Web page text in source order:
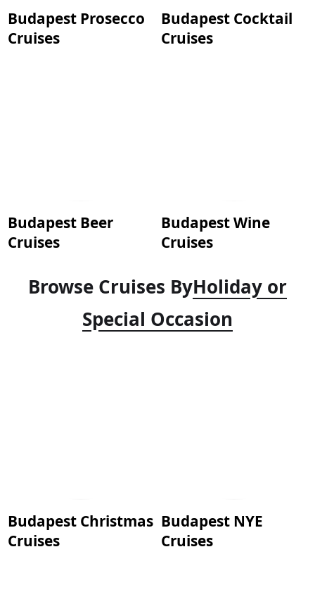
Budapest Prosecco
Cruises
Budapest Cocktail
Cruises
Budapest Beer
Cruises
Budapest Wine
Cruises
Browse Cruises ByHoliday or
Special Occasion
Budapest Christmas
Cruises
Budapest NYE
Cruises